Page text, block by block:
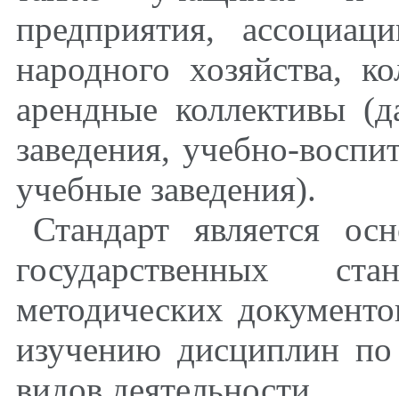
предприятия,
народного хозяйства,
арендные коллективы
заведения, учебно-
учебные заведения).
Стандарт является
государственных
методических
изучению дисциплин по